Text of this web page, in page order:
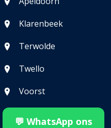
Klarenbeek
Terwolde
Twello
Voorst
💬 WhatsApp ons